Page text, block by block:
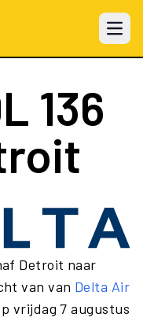
Open
136
Detroit naar
van van Delta Air
vrijdag 7 augustus